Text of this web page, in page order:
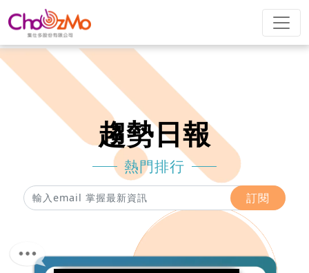
趨勢日報
熱門排行
訂閱